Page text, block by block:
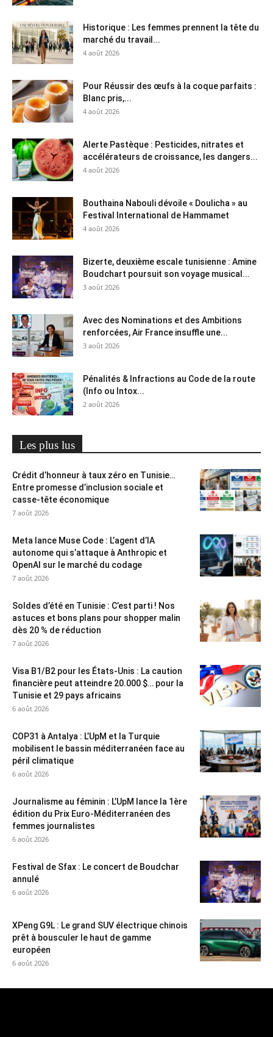
Historique : Les femmes prennent la tête du
marché du travail...
4 août 2026
Pour Réussir des œufs à la coque parfaits :
Blanc pris,...
4 août 2026
Alerte Pastèque : Pesticides, nitrates et
accélérateurs de croissance, les dangers...
4 août 2026
Bouthaina Nabouli dévoile « Doulicha » au
Festival International de Hammamet
4 août 2026
Bizerte, deuxième escale tunisienne : Amine
Boudchart poursuit son voyage musical...
3 août 2026
Avec des Nominations et des Ambitions
renforcées, Air France insuffle une...
3 août 2026
Pénalités & Infractions au Code de la route
(Info ou Intox...
2 août 2026
Les plus lus
Crédit d’honneur à taux zéro en Tunisie…
Entre promesse d’inclusion sociale et
casse-tête économique
7 août 2026
Meta lance Muse Code : L’agent d’IA
autonome qui s’attaque à Anthropic et
OpenAI sur le marché du codage
7 août 2026
Soldes d’été en Tunisie : C’est parti ! Nos
astuces et bons plans pour shopper malin
dès 20 % de réduction
7 août 2026
Visa B1/B2 pour les États-Unis : La caution
financière peut atteindre 20.000 $… pour la
Tunisie et 29 pays africains
6 août 2026
COP31 à Antalya : L’UpM et la Turquie
mobilisent le bassin méditerranéen face au
péril climatique
6 août 2026
Journalisme au féminin : L’UpM lance la 1ère
édition du Prix Euro-Méditerranéen des
femmes journalistes
6 août 2026
Festival de Sfax : Le concert de Boudchar
annulé
6 août 2026
XPeng G9L : Le grand SUV électrique chinois
prêt à bousculer le haut de gamme
européen
6 août 2026